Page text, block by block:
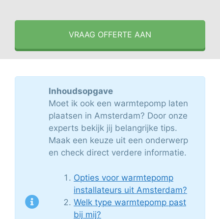
VRAAG OFFERTE AAN
Inhoudsopgave
Moet ik ook een warmtepomp laten
plaatsen in Amsterdam? Door onze
experts bekijk jij belangrijke tips.
Maak een keuze uit een onderwerp
en check direct verdere informatie.
Opties voor warmtepomp
installateurs uit Amsterdam?
Welk type warmtepomp past
bij mij?